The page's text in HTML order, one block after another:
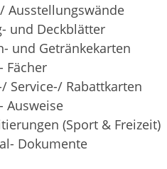
Ausstellungswände
und Deckblätter
und Getränkekarten
Fächer
Service-/ Rabattkarten
Ausweise
(Sport & Freizeit)
Dokumente